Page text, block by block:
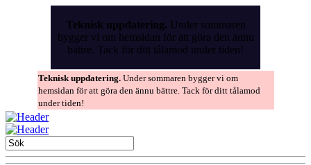
Teknisk uppdatering. Under sommaren
bygger vi om hemsidan för att göra den ännu
bättre. Tack för ditt tålamod under tiden!
Teknisk uppdatering. Under sommaren bygger vi om
hemsidan för att göra den ännu bättre. Tack för ditt tålamod
under tiden!